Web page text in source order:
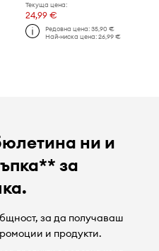
Текуща цена:
24,99 €
Редовна цена: 35,90 €
Най-ниска цена: 26,99 €
ни и
за
за да получаваш
и продукти.